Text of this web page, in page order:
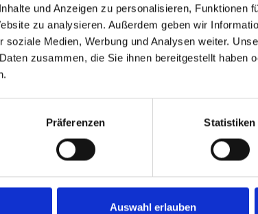
und Anzeigen zu personalisieren, Funktionen
zu analysieren. Außerdem geben wir
soziale Medien, Werbung und Analysen weiter.
zusammen, die Sie ihnen bereitgestellt haben
Präferenzen Statistiken
Auswahl erlauben
niet alleen aan hun doel voldoen - maar ook